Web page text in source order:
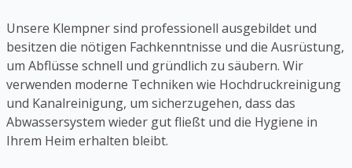
Unsere Klempner sind professionell ausgebildet und
besitzen die nötigen Fachkenntnisse und die Ausrüstung,
um Abflüsse schnell und gründlich zu säubern. Wir
verwenden moderne Techniken wie Hochdruckreinigung
und Kanalreinigung, um sicherzugehen, dass das
Abwassersystem wieder gut fließt und die Hygiene in
Ihrem Heim erhalten bleibt.